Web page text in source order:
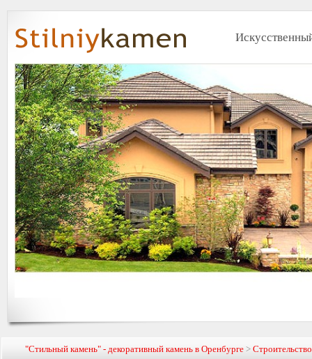
"Стильный камень" - декоративный камень в Оренбурге >Строительство